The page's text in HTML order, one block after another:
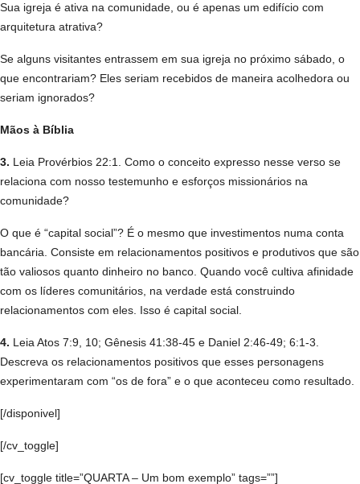
Sua igreja é ativa na comunidade, ou é apenas um edifício com
arquitetura atrativa?
Se alguns visitantes entrassem em sua igreja no próximo sábado, o
que encontrariam? Eles seriam recebidos de maneira acolhedora ou
seriam ignorados?
Mãos à Bíblia
3. Leia Provérbios 22:1. Como o conceito expresso nesse verso se
relaciona com nosso testemunho e esforços missionários na
comunidade?
O que é “capital social”? É o mesmo que investimentos numa conta
bancária. Consiste em relacionamentos positivos e produtivos que são
tão valiosos quanto dinheiro no banco. Quando você cultiva afinidade
com os líderes comunitários, na verdade está construindo
relacionamentos com eles. Isso é capital social.
4. Leia Atos 7:9, 10; Gênesis 41:38-45 e Daniel 2:46-49; 6:1-3.
Descreva os relacionamentos positivos que esses personagens
experimentaram com “os de fora” e o que aconteceu como resultado.
[/disponivel]
[/cv_toggle]
[cv_toggle title=”QUARTA – Um bom exemplo” tags=””]